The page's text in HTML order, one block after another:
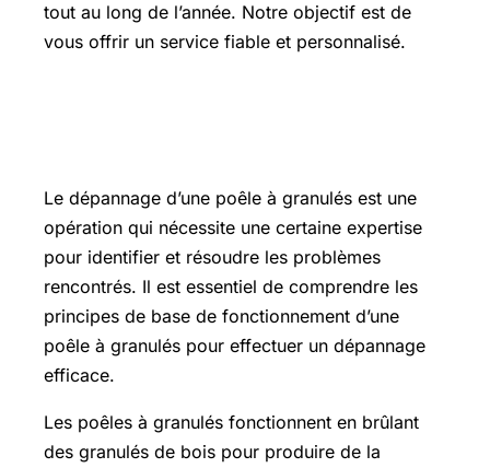
tout au long de l’année. Notre objectif est de
vous offrir un service fiable et personnalisé.
Le dépannage d’une poêle à granulés est une
opération qui nécessite une certaine expertise
pour identifier et résoudre les problèmes
rencontrés. Il est essentiel de comprendre les
principes de base de fonctionnement d’une
poêle à granulés pour effectuer un dépannage
efficace.
Les poêles à granulés fonctionnent en brûlant
des granulés de bois pour produire de la